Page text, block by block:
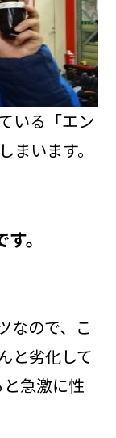
いる「エン
まいます。
。
なので、こ
と劣化して
急激に性